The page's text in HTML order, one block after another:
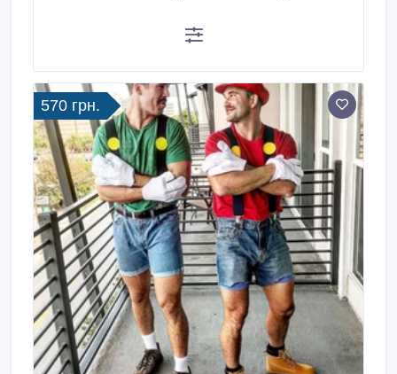
570 грн.